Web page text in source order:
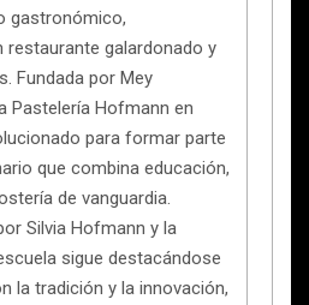
gastronómico,
galardonado y
Fundada por Mey
Pastelería Hofmann en
para formar parte
que combina educación,
de vanguardia.
Silvia Hofmann y la
sigue destacándose
la tradición y la innovación,